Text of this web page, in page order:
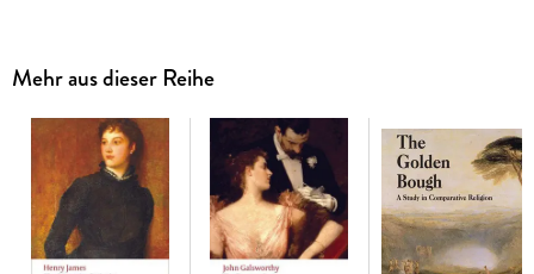
Mehr aus dieser Reihe